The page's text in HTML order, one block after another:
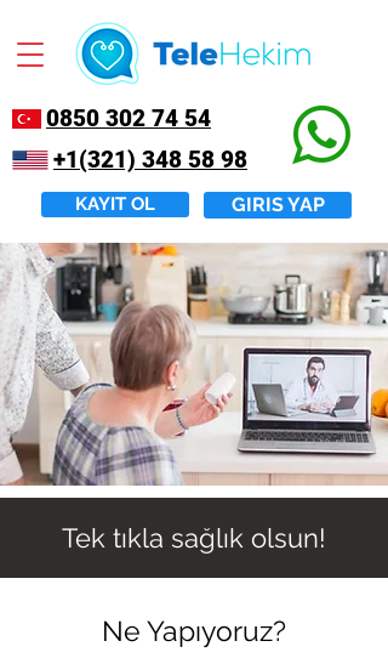
0850 302 74 54
+1(321) 348 58 98
KAYIT OL GIRIS YAP
Tek tıkla sağlık olsun!
Ne Yapıyoruz?